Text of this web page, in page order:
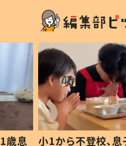
歳息
小1から不登校、息